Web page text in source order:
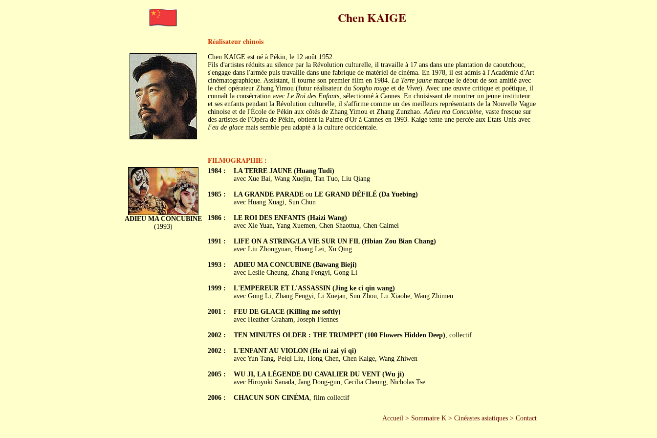
Chen KAIGE
Réalisateur chinois
Chen KAIGE est né à Pékin, le 12 août 1952.
Fils d'artistes réduits au silence par la Révolution culturelle, il travaille à 17 ans dans une plantation de caoutchouc,
s'engage dans l'armée puis travaille dans une fabrique de matériel de cinéma. En 1978, il est admis à l'Académie d'Art
cinématographique. Assistant, il tourne son premier film en 1984. La Terre jaunemarque le début de son amitié avec
le chef opérateur Zhang Yimou (futur réalisateur du Sorgho rougeet de Vivre). Avec une œuvre critique et poétique, il
connaît la consécration avec Le Roi des Enfants, sélectionné à Cannes. En choisissant de montrer un jeune instituteur
et ses enfants pendant la Révolution culturelle, il s'affirme comme un des meilleurs représentants de la Nouvelle Vague
chinoise et de l'École de Pékin aux côtés de Zhang Yimou et Zhang Zunzhao.Adieu ma Concubine, vaste fresque sur
des artistes de l'Opéra de Pékin, obtient la Palme d'Or à Cannes en 1993. Kaige tente une percée aux Etats-Unis avec
Feu de glacemais semble peu adapté à la culture occidentale.
FILMOGRAPHIE :
ADIEU MA CONCUBINE
(1993)
1984 :
1985 :
1986 :
1991 :
1993 :
1999 :
2001 :
2002 :
2002 :
2005 :
2006 :
LA TERRE JAUNE (Huang Tudi)
avec Xue Bai, Wang Xuejin, Tan Tuo, Liu Qiang
LA GRANDE PARADEou LE GRAND DÉFILÉ (Da Yuebing)
avec Huang Xuagi, Sun Chun
LE ROI DES ENFANTS (Haizi Wang)
avec Xie Yuan, Yang Xuemen, Chen Shaottua, Chen Caimei
LIFE ON A STRING/LA VIE SUR UN FIL (Hbian Zou Bian Chang)
avec Liu Zhongyuan, Huang Lei, Xu Qing
ADIEU MA CONCUBINE (Bawang Bieji)
avec Leslie Cheung, Zhang Fengyi, Gong Li
L'EMPEREUR ET L'ASSASSIN (Jing ke ci qin wang)
avec Gong Li, Zhang Fengyi, Li Xuejan, Sun Zhou, Lu Xiaohe, Wang Zhimen
FEU DE GLACE (Killing me softly)
avec Heather Graham, Joseph Fiennes
TEN MINUTES OLDER : THE TRUMPET (100 Flowers Hidden Deep), collectif
L'ENFANT AU VIOLON (He ni zai yi qi)
avec Yun Tang, Peiqi Liu, Hong Chen, Chen Kaige, Wang Zhiwen
WU JI, LA LÉGENDE DU CAVALIER DU VENT (Wu ji)
avec Hiroyuki Sanada, Jang Dong-gun, Cecilia Cheung, Nicholas Tse
CHACUN SON CINÉMA, film collectif
Accueil> Sommaire K > Cinéastes asiatiques> Contact